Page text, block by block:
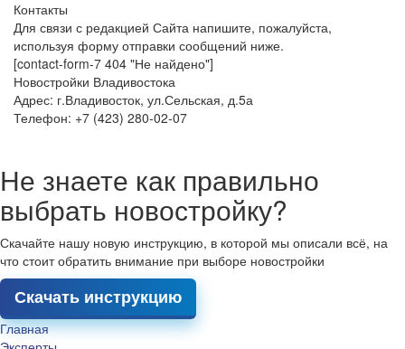
Контакты
Для связи с редакцией Сайта напишите, пожалуйста,
используя форму отправки сообщений ниже.
[contact-form-7 404 "Не найдено"]
Новостройки Владивостока
Адрес: г.Владивосток, ул.Сельская, д.5а
Телефон: +7 (423) 280-02-07
Не знаете как правильно
выбрать новостройку?
Скачайте нашу новую инструкцию, в которой мы описали всё, на
что стоит обратить внимание при выборе новостройки
Скачать инструкцию
Главная